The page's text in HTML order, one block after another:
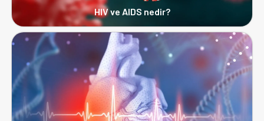
HIV ve AIDS nedir?